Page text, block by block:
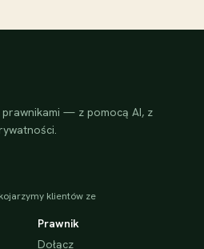
— z pomocą AI, z
klientów ze
Prawnik
Dołącz